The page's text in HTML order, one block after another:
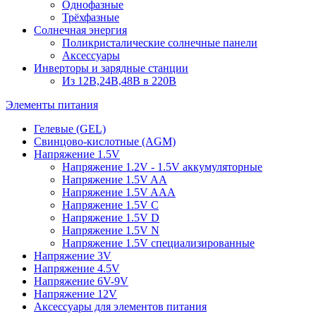
Однофазные
Трёхфазные
Солнечная энергия
Поликристалические солнечные панели
Аксессуары
Инверторы и зарядные станции
Из 12В,24В,48В в 220В
Элементы питания
Гелевые (GEL)
Свинцово-кислотные (AGM)
Напряжение 1.5V
Напряжение 1.2V - 1.5V аккумуляторные
Напряжение 1.5V AA
Напряжение 1.5V AAA
Напряжение 1.5V C
Напряжение 1.5V D
Напряжение 1.5V N
Напряжение 1.5V специализированные
Напряжение 3V
Напряжение 4.5V
Напряжение 6V-9V
Напряжение 12V
Аксессуары для элементов питания